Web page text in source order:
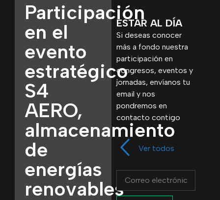
Participación
en el
evento
estratégico
S4
AERO,
almacenamiento
de
energías
renovables
ESTAR AL DÍA
Si deseas conocer
más a fondo nuestra
participación en
congresos, eventos y
jornadas, envíanos tu
email y nos
pondremos en
contacto contigo
Ver todos